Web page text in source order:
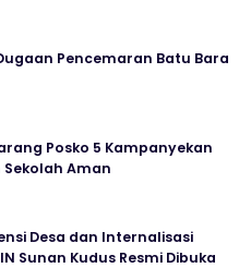
Pencemaran Batu Bara
Posko 5 Kampanyekan
Aman
Desa dan Internalisasi
Sunan Kudus Resmi Dibuka